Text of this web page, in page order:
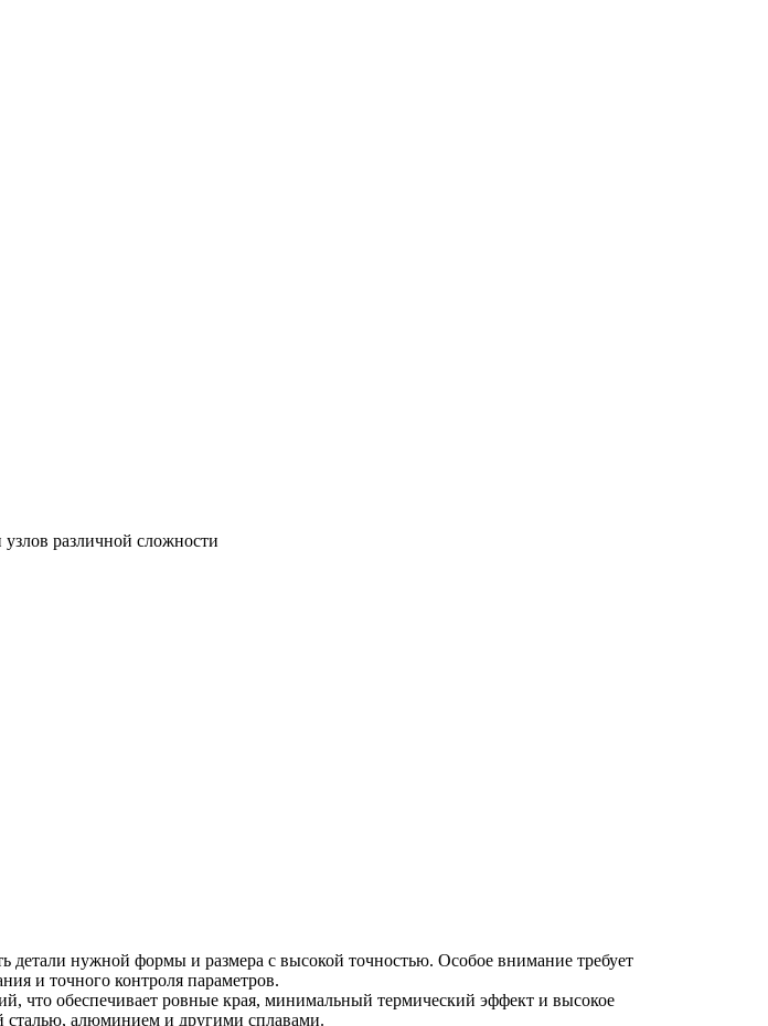
различной сложности
детали нужной формы и размера с высокой точностью. Особое внимание требует
и точного контроля параметров.
что обеспечивает ровные края, минимальный термический эффект и высокое
сталью, алюминием и другими сплавами.